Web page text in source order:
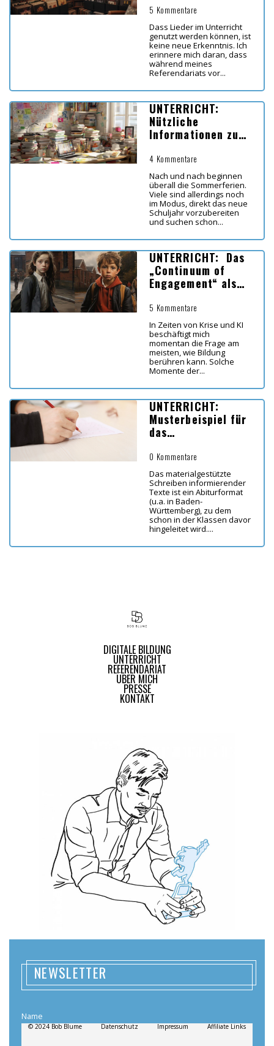
5 Kommentare
Dass Lieder im Unterricht
genutzt werden können, ist
keine neue Erkenntnis. Ich
erinnere mich daran, dass
während meines
Referendariats vor...
UNTERRICHT:
Nützliche
Informationen zum
4 Kommentare
Nach und nach beginnen
überall die Sommerferien.
Viele sind allerdings noch
im Modus, direkt das neue
Schuljahr vorzubereiten
und suchen schon...
UNTERRICHT: Das
„Continuum of
Engagement“ als
Engagement im
Klassenzimmer
5 Kommentare
In Zeiten von Krise und KI
beschäftigt mich
momentan die Frage am
meisten, wie Bildung
berühren kann. Solche
Momente der...
UNTERRICHT:
Musterbeispiel für
das
Schreiben
informierender
Texte
0 Kommentare
Das materialgestützte
Schreiben informierender
Texte ist ein Abiturformat
(u.a. in Baden-
Württemberg), zu dem
schon in der Klassen davor
hingeleitet wird....
DIGITALE BILDUNG
UNTERRICHT
REFERENDARIAT
ÜBER MICH
PRESSE
KONTAKT
NEWSLETTER
Name
© 2024 Bob Blume Datenschutz Impressum Affiliate Links